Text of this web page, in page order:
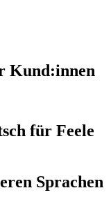
Kund:innen
für Feele
Sprachen